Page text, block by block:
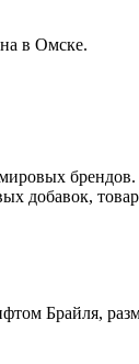
в Омске.
брендов.
добавок,
Брайля,